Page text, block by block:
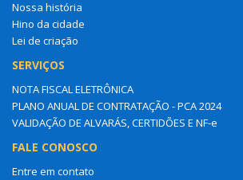
Nossa história
Hino da cidade
Lei de criação
SERVIÇOS
NOTA FISCAL ELETRÔNICA
PLANO ANUAL DE CONTRATAÇÃO - PCA 2024
VALIDAÇÃO DE ALVARÁS, CERTIDÕES E NF-e
FALE CONOSCO
Entre em contato